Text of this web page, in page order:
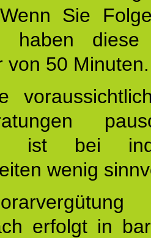
Sie
haben diese
von 50 Minuten.
ist bei
wenig
erfolgt in